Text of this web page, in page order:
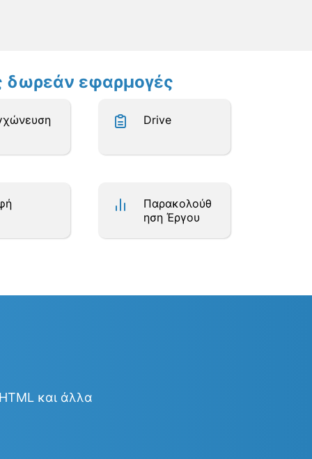
δωρεάν εφαρμογές
Drive
Παρακολούθ
ηση Έργου
και άλλα